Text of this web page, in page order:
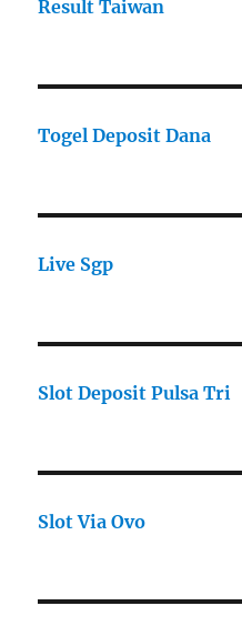
Result Taiwan
Togel Deposit Dana
Live Sgp
Slot Deposit Pulsa Tri
Slot Via Ovo